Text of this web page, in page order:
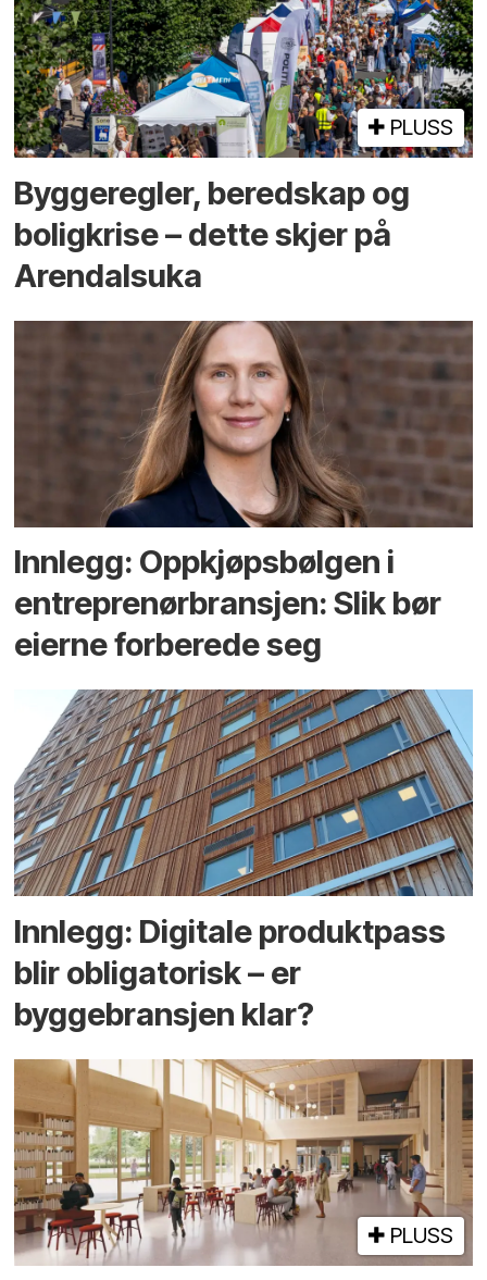
PLUSS
Bygge­regler, beredskap og
bolig­krise – dette skjer på
Arendals­uka
Innlegg: Oppkjøps­bølgen i
entreprenør­bransjen: Slik bør
eierne forberede seg
Innlegg: Digitale produktpass
blir obligatorisk – er
byggebransjen klar?
PLUSS